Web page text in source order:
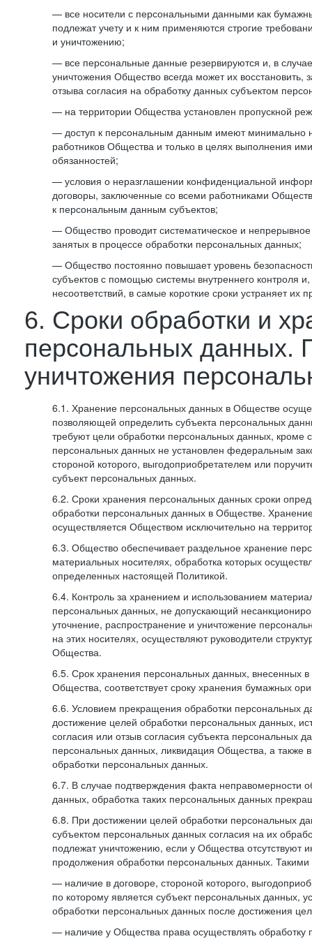
— все носители с персональными данными как
подлежат учету и к ним применяются строгие
и уничтожению;
— все персональные данные резервируются и, в
уничтожения Общество всегда может их восстановить,
отзыва согласия на обработку данных субъектом
— на территории Общества установлен пропускной
— доступ к персональным данным имеют минимально
работников Общества и только в целях выполнения
обязанностей;
— условия о неразглашении конфиденциальной
договоры, заключенные со всеми работниками
к персональным данным субъектов;
— Общество проводит систематическое и непрерывное
занятых в процессе обработки персональных данных;
— Общество постоянно повышает уровень
субъектов с помощью системы внутреннего контроля
несоответствий, в самые короткие сроки устраняет их
6. Сроки обработки и
персональных данных.
уничтожения
6.1. Хранение персональных данных в Обществе
позволяющей определить субъекта персональных
требуют цели обработки персональных данных, кроме
персональных данных не установлен федеральным
стороной которого, выгодоприобретателем или
субъект персональных данных.
6.2. Сроки хранения персональных данных сроки
обработки персональных данных в Обществе.
осуществляется Обществом исключительно на
6.3. Общество обеспечивает раздельное хранение
материальных носителях, обработка которых
определенных настоящей Политикой.
6.4. Контроль за хранением и использованием
персональных данных, не допускающий
уточнение, распространение и уничтожение
на этих носителях, осуществляют руководители
Общества.
6.5. Срок хранения персональных данных, внесенных
Общества, соответствует сроку хранения бумажных
6.6. Условием прекращения обработки персональных
достижение целей обработки персональных данных,
согласия или отзыв согласия субъекта персональных
персональных данных, ликвидация Общества, а также
обработки персональных данных.
6.7. В случае подтверждения факта неправомерности
данных, обработка таких персональных данных
6.8. При достижении целей обработки персональных
субъектом персональных данных согласия на их
подлежат уничтожению, если у Общества отсутствуют
продолжения обработки персональных данных.
— наличие в договоре, стороной которого,
по которому является субъект персональных данных,
обработки персональных данных после достижения
— наличие у Общества права осуществлять обработку